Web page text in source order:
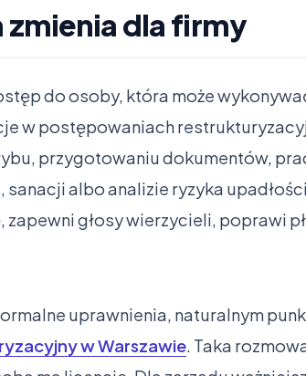
dla firmy
do osoby, która może
w postępowaniach
przygotowaniu dokumentów,
albo analizie ryzyka
głosy wierzycieli, poprawi
uprawnienia, naturalnym
w Warszawie. Taka